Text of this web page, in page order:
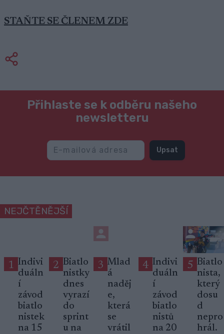
STAŇTE SE ČLENEM ZDE
Přihlaste se k odběru našeho
newsletteru
Upsat
NEJČTĚNĚJŠÍ
1 Indivi
duáln
í
závod
biatlo
nistek
na 15
2 Biatlo
nistky
dnes
vyrazí
do
sprint
u na
3 Mlad
á
naděj
e,
která
se
vrátil
4 Indivi
duáln
í
závod
biatlo
nistů
na 20
5 Biatlo
nista,
který
dosu
d
nepro
hrál.